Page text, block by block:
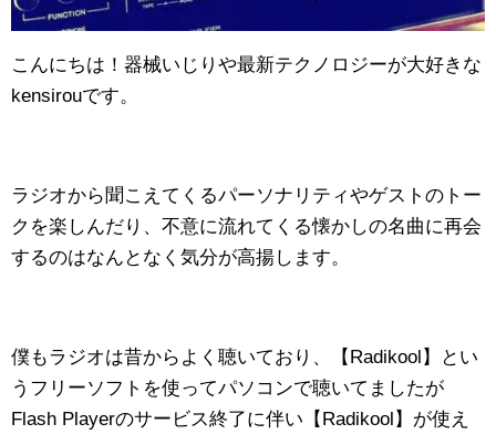
こんにちは！器械いじりや最新テクノロジーが大好きな
kensirouです。
ラジオから聞こえてくるパーソナリティやゲストのトー
クを楽しんだり、不意に流れてくる懐かしの名曲に再会
するのはなんとなく気分が高揚します。
僕もラジオは昔からよく聴いており、【Radikool】とい
うフリーソフトを使ってパソコンで聴いてましたが
Flash Playerのサービス終了に伴い【Radikool】が使え